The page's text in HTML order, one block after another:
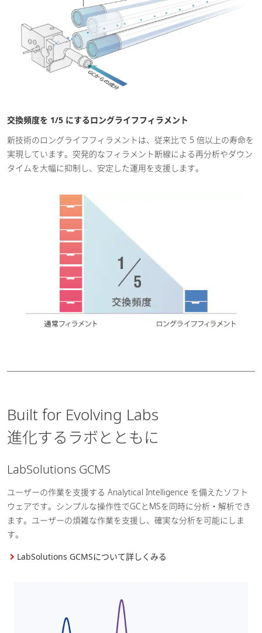
交換頻度を 1/5 にするロングライフフィラメント
新技術のロングライフフィラメントは、従来比で 5 倍以上の寿命を
実現しています。突発的なフィラメント断線による再分析やダウン
タイムを大幅に抑制し、安定した運用を支援します。
Built for Evolving Labs
進化するラボとともに
LabSolutions GCMS
ユーザーの作業を支援する Analytical Intelligence を備えたソフト
ウェアです。シンプルな操作性でGCとMSを同時に分析・解析でき
ます。ユーザーの煩雑な作業を支援し、確実な分析を可能にしま
す。
LabSolutions GCMSについて詳しくみる